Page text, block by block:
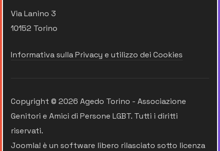
Via Lanino 3
10152 Torino
Informativa sulla Privacy e utilizzo dei Cookies
Copyright © 2026 Agedo Torino - Associazione
Genitori e Amici di Persone LGBT. Tutti i diritti
riservati.
Joomla! è un software libero rilasciato sotto licenza